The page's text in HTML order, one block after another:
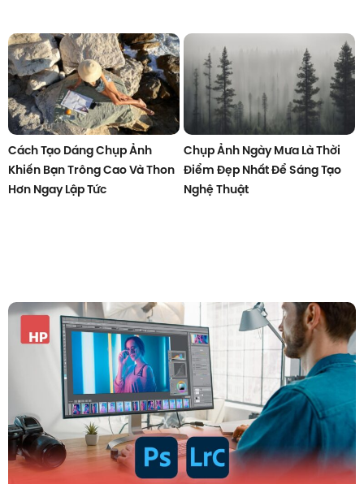
Cách Tạo Dáng Chụp Ảnh
Khiến Bạn Trông Cao Và Thon
Hơn Ngay Lập Tức
Chụp Ảnh Ngày Mưa Là Thời
Điểm Đẹp Nhất Để Sáng Tạo
Nghệ Thuật